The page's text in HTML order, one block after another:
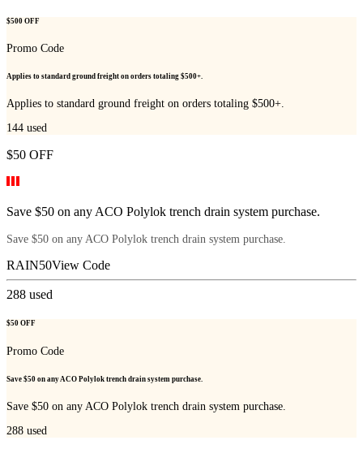
$500 OFF
Promo Code
Applies to standard ground freight on orders totaling $500+.
Applies to standard ground freight on orders totaling $500+.
144 used
$50 OFF
Save $50 on any ACO Polylok trench drain system purchase.
Save $50 on any ACO Polylok trench drain system purchase.
RAIN50View Code
288 used
$50 OFF
Promo Code
Save $50 on any ACO Polylok trench drain system purchase.
Save $50 on any ACO Polylok trench drain system purchase.
288 used